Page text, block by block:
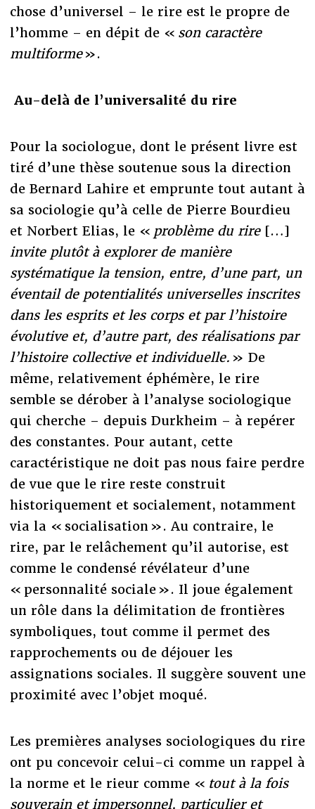
chose d’universel – le rire est le propre de
l’homme – en dépit de « son caractère
multiforme».
Au-delà de l’universalité du rire
Pour la sociologue, dont le présent livre est
tiré d’une thèse soutenue sous la direction
de Bernard Lahire et emprunte tout autant à
sa sociologie qu’à celle de Pierre Bourdieu
et Norbert Elias, le « problème du rire […]
invite plutôt à explorer de manière
systématique la tension, entre, d’une part, un
éventail de potentialités universelles inscrites
dans les esprits et les corps et par l’histoire
évolutive et, d’autre part, des réalisations par
l’histoire collective et individuelle. » De
même, relativement éphémère, le rire
semble se dérober à l’analyse sociologique
qui cherche – depuis Durkheim – à repérer
des constantes. Pour autant, cette
caractéristique ne doit pas nous faire perdre
de vue que le rire reste construit
historiquement et socialement, notamment
via la « socialisation ». Au contraire, le
rire, par le relâchement qu’il autorise, est
comme le condensé révélateur d’une
« personnalité sociale ». Il joue également
un rôle dans la délimitation de frontières
symboliques, tout comme il permet des
rapprochements ou de déjouer les
assignations sociales. Il suggère souvent une
proximité avec l’objet moqué.
Les premières analyses sociologiques du rire
ont pu concevoir celui-ci comme un rappel à
la norme et le rieur comme « tout à la fois
souverain et impersonnel, particulier et